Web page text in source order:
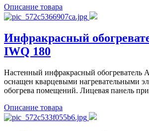
Описание товара
Инфракрасный
IWQ 180
Настенный инфракрасный обогреватель
оснащен кварцевыми нагревательными
обогрева помещений. Лицевая панель
Описание товара